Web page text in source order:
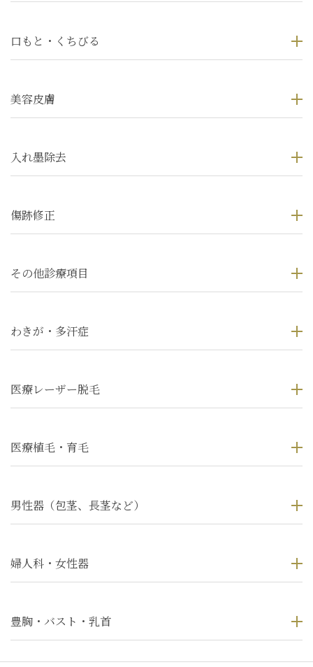
口もと・くちびる
美容皮膚
入れ墨除去
傷跡修正
その他診療項目
わきが・多汗症
医療レーザー脱毛
医療植毛・育毛
男性器（包茎、長茎など）
婦人科・女性器
豊胸・バスト・乳首